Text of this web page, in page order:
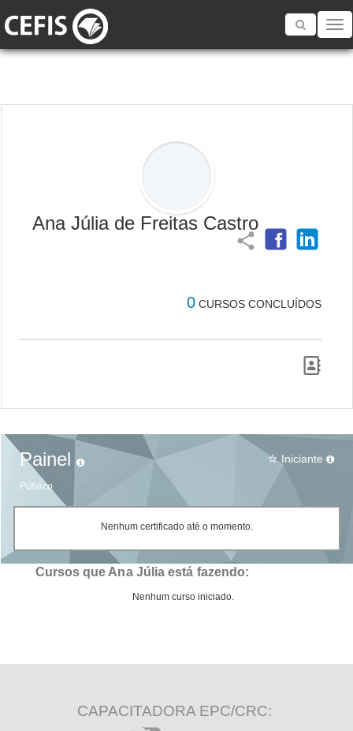
Toggle
Ana Júlia de Freitas Castro
share
0 CURSOS CONCLUÍDOS
Painel
Público
star_border Iniciante
Nenhum certificado até o momento.
Cursos que Ana Júlia está fazendo:
Nenhum curso iniciado.
CAPACITADORA EPC/CRC: